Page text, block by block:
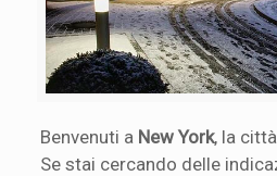
Benvenuti a New York, la
Se stai cercando delle